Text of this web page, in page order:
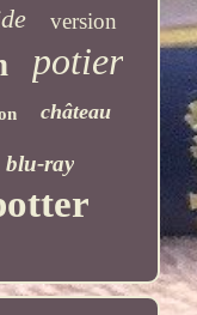
version
potier
château
blu-ray